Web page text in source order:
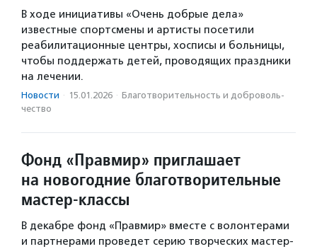
В ходе инициативы «Очень добрые дела»
известные спортсмены и артисты посетили
реабилитационные центры, хосписы и больницы,
чтобы поддержать детей, проводящих праздники
на лечении.
Новости · 15.01.2026 · Благотвори­тель­ность и доброволь­
чест­во
Фонд «Правмир» приглашает
на новогодние благотворительные
мастер-классы
В декабре фонд «Правмир» вместе с волонтерами
и партнерами проведет серию творческих мастер-